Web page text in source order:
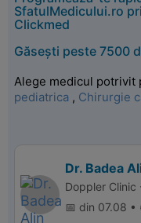
SfatulMedicului.ro
Clickmed
Găsești peste 7500
Alege medicul potrivit
pediatrica , Chirurgie
Dr. Badea
Doppler Clinic
📅 din 07.08 •